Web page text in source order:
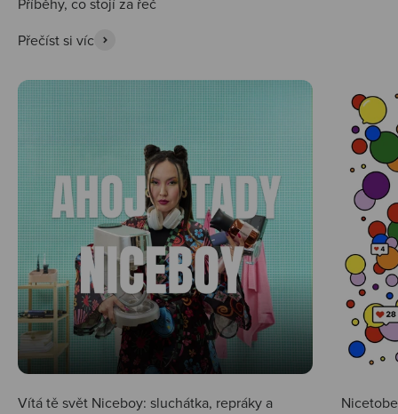
Přečíst si víc
Vítá tě svět Niceboy: sluchátka, repráky a